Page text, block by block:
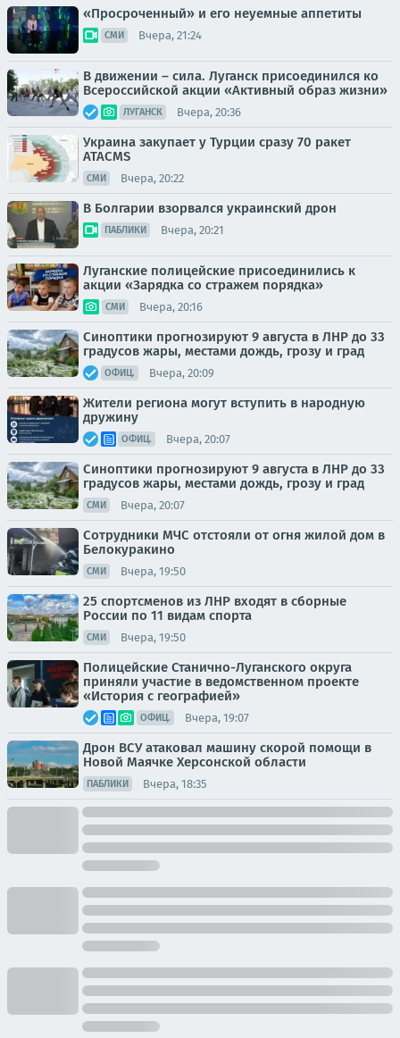
«Просроченный» и его неуемные аппетиты
СМИ Вчера, 21:24
В движении – сила. Луганск присоединился ко
Всероссийской акции «Активный образ жизни»
ЛУГАНСК Вчера, 20:36
Украина закупает у Турции сразу 70 ракет
ATACMS
СМИ Вчера, 20:22
В Болгарии взорвался украинский дрон
ПАБЛИКИ Вчера, 20:21
Луганские полицейские присоединились к
акции «Зарядка со стражем порядка»
СМИ Вчера, 20:16
Синоптики прогнозируют 9 августа в ЛНР до 33
градусов жары, местами дождь, грозу и град
ОФИЦ. Вчера, 20:09
Жители региона могут вступить в народную
дружину
ОФИЦ. Вчера, 20:07
Синоптики прогнозируют 9 августа в ЛНР до 33
градусов жары, местами дождь, грозу и град
СМИ Вчера, 20:07
Сотрудники МЧС отстояли от огня жилой дом в
Белокуракино
СМИ Вчера, 19:50
25 спортсменов из ЛНР входят в сборные
России по 11 видам спорта
СМИ Вчера, 19:50
Полицейские Станично-Луганского округа
приняли участие в ведомственном проекте
«История с географией»
ОФИЦ. Вчера, 19:07
Дрон ВСУ атаковал машину скорой помощи в
Новой Маячке Херсонской области
ПАБЛИКИ Вчера, 18:35